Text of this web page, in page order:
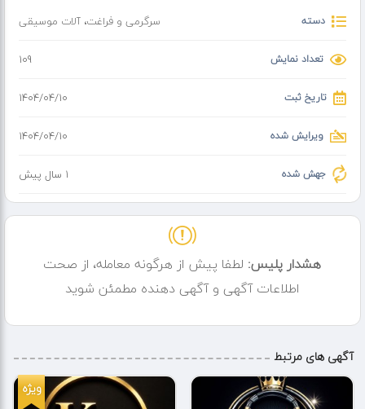
دسته سرگرمی و فراغت،آلات موسیقی
تعداد نمایش 109
تاریخ ثبت ۱۴۰۴/۰۴/۱۰
ویرایش شده ۱۴۰۴/۰۴/۱۰
جهش شده 1 سال پیش
هشدار پلیس: لطفا پیش از هرگونه معامله، از صحت
اطلاعات آگهی و آگهی دهنده مطمئن شوید
آگهی های مرتبط
ویژه